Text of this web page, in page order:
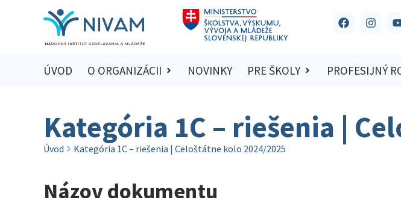
ÚVOD O ORGANIZÁCII NOVINKY PRE ŠKOLY PROFESIJNÝ
Kategória 1C – riešenia |
Úvod Kategória 1C – riešenia | Celoštátne kolo 2024/2025
Názov dokumentu